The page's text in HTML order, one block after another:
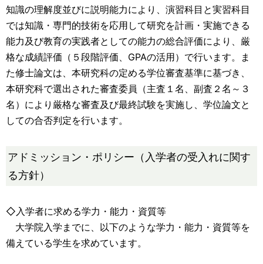
知識の理解度並びに説明能力により、演習科目と実習科目
では知識・専門的技術を応用して研究を計画・実施できる
能力及び教育の実践者としての能力の総合評価により、厳
格な成績評価（５段階評価、GPAの活用）で行います。ま
た修士論文は、本研究科の定める学位審査基準に基づき、
本研究科で選出された審査委員（主査１名、副査２名～３
名）により厳格な審査及び最終試験を実施し、学位論文と
しての合否判定を行います。
アドミッション・ポリシー（入学者の受入れに関す
る方針）
◇入学者に求める学力・能力・資質等
大学院入学までに、以下のような学力・能力・資質等を
備えている学生を求めています。